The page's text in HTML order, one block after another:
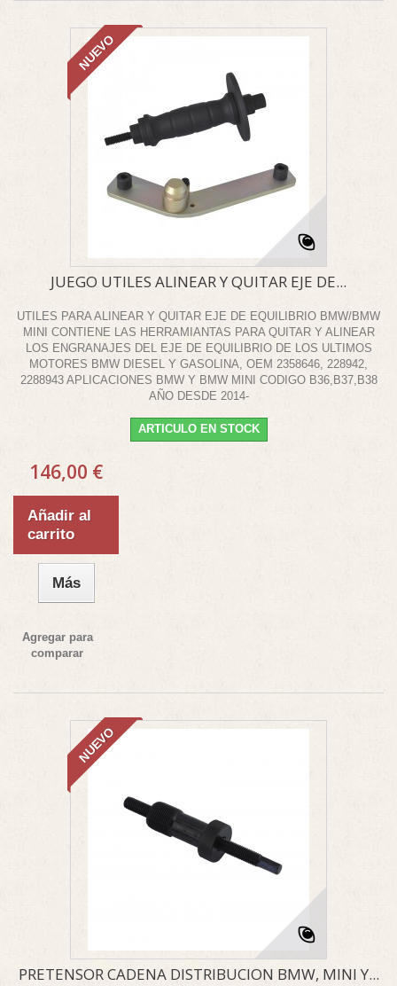
NUEVO
JUEGO UTILES ALINEAR Y QUITAR EJE DE...
UTILES PARA ALINEAR Y QUITAR EJE DE EQUILIBRIO BMW/BMW
MINI CONTIENE LAS HERRAMIANTAS PARA QUITAR Y ALINEAR
LOS ENGRANAJES DEL EJE DE EQUILIBRIO DE LOS ULTIMOS
MOTORES BMW DIESEL Y GASOLINA, OEM 2358646, 228942,
2288943 APLICACIONES BMW Y BMW MINI CODIGO B36,B37,B38
AÑO DESDE 2014-
ARTICULO EN STOCK
146,00 €
Añadir al
carrito
Más
Agregar para
comparar
NUEVO
PRETENSOR CADENA DISTRIBUCION BMW, MINI Y...